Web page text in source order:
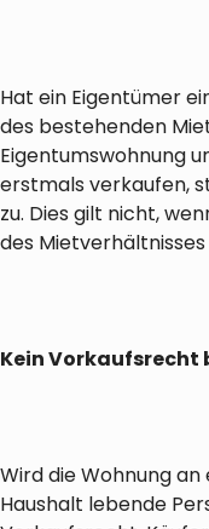
Hat ein Eigentümer
des bestehenden
Eigentumswohnung
erstmals verkaufen,
zu. Dies gilt nicht,
des
Kein Vorkaufsrecht
Wird die Wohnung
Haushalt lebende